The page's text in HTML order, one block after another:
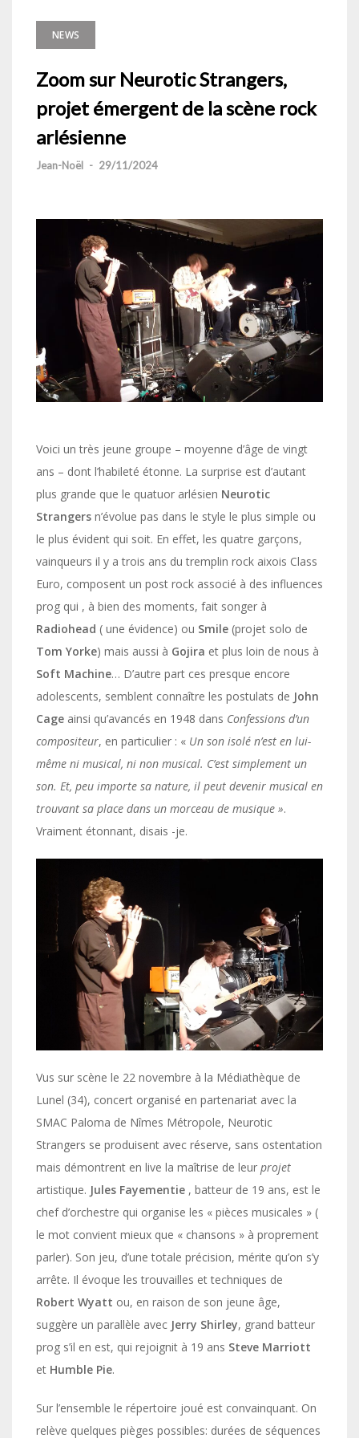
NEWS
Zoom sur Neurotic Strangers,
projet émergent de la scène rock
arlésienne
Jean-Noël - 29/11/2024
Voici un très jeune groupe – moyenne d’âge de vingt
ans – dont l’habileté étonne. La surprise est d’autant
plus grande que le quatuor arlésien Neurotic
Strangers n’évolue pas dans le style le plus simple ou
le plus évident qui soit. En effet, les quatre garçons,
vainqueurs il y a trois ans du tremplin rock aixois Class
Euro, composent un post rock associé à des influences
prog qui , à bien des moments, fait songer à
Radiohead ( une évidence) ou Smile (projet solo de
Tom Yorke) mais aussi à Gojira et plus loin de nous à
Soft Machine… D’autre part ces presque encore
adolescents, semblent connaître les postulats de John
Cage ainsi qu’avancés en 1948 dans Confessions d’un
compositeur, en particulier : « Un son isolé n’est en lui-
même ni musical, ni non musical. C’est simplement un
son. Et, peu importe sa nature, il peut devenir musical en
trouvant sa place dans un morceau de musique ».
Vraiment étonnant, disais -je.
Vus sur scène le 22 novembre à la Médiathèque de
Lunel (34), concert organisé en partenariat avec la
SMAC Paloma de Nîmes Métropole, Neurotic
Strangers se produisent avec réserve, sans ostentation
mais démontrent en live la maîtrise de leur projet
artistique. Jules Fayementie , batteur de 19 ans, est le
chef d’orchestre qui organise les « pièces musicales » (
le mot convient mieux que « chansons » à proprement
parler). Son jeu, d’une totale précision, mérite qu’on s’y
arrête. Il évoque les trouvailles et techniques de
Robert Wyatt ou, en raison de son jeune âge,
suggère un parallèle avec Jerry Shirley, grand batteur
prog s’il en est, qui rejoignit à 19 ans Steve Marriott
et Humble Pie.
Sur l’ensemble le répertoire joué est convainquant. On
relève quelques pièges possibles: durées de séquences